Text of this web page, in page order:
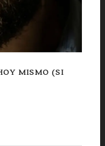
MISMO (SI